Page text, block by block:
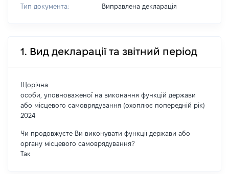
Тип документа: Виправлена декларація
1. Вид декларації та звітний період
Щорічна
особи, уповноваженої на виконання функцій держави
або місцевого самоврядування (охоплює попередній рік)
2024
Чи продовжуєте Ви виконувати функції держави або
органу місцевого самоврядування?
Так